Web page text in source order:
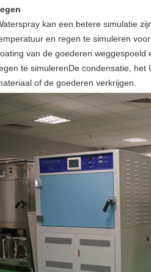
kan een betere simulatie
en regen te simuleren
van de goederen
te simulerenDe condensatie,
of de goederen verkrijgen.